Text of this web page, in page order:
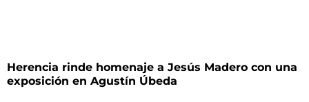
Herencia rinde homenaje a Jesús Madero con una
exposición en Agustín Úbeda